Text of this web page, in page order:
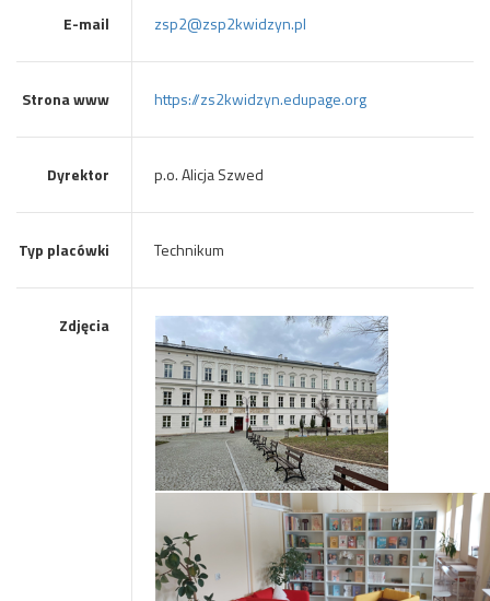
E-mail zsp2@zsp2kwidzyn.pl
Strona www https://zs2kwidzyn.edupage.org
Dyrektor p.o. Alicja Szwed
Typ placówki Technikum
Zdjęcia